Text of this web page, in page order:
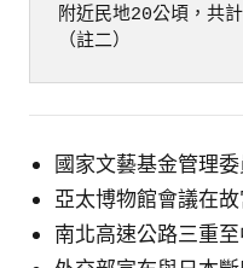
附近民地20公頃，共
（註二）
國家文藝基金管理委
亞太博物館會議在故
南北高速公路三重至